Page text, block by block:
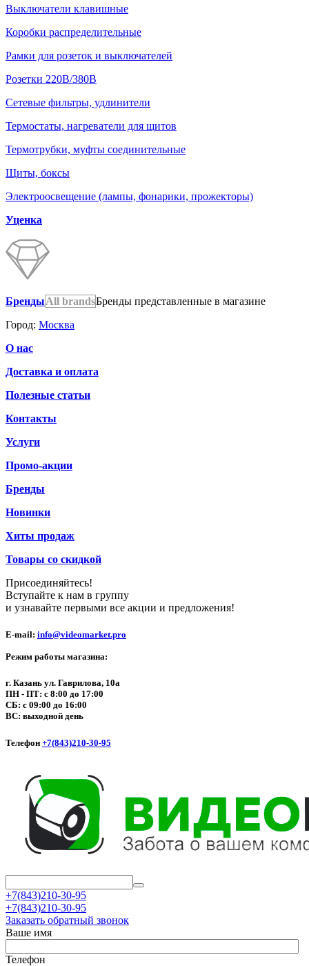
Выключатели клавишные
Коробки распределительные
Рамки для розеток и выключателей
Розетки 220В/380В
Сетевые фильтры, удлинители
Термостаты, нагреватели для щитов
Термотрубки, муфты соединительные
Щиты, боксы
Электроосвещение (лампы, фонарики, прожекторы)
Уценка
БрендыAll brandsБренды представленные в магазине
Город: Москва
О нас
Доставка и оплата
Полезные статьи
Контакты
Услуги
Промо-акции
Бренды
Новинки
Хиты продаж
Товары со скидкой
Присоединяйтесь!
Вступайте к нам в группу
и узнавайте первыми все акции и предложения!
E-mail: info@videomarket.pro
Режим работы магазина:
г. Казань ул. Гаврилова, 10а
ПН - ПТ: с 8:00 до 17:00
СБ: с 09:00 до 16:00
ВС: выходной день
Телефон +7(843)210-30-95
+7(843)210-30-95
+7(843)210-30-95
Заказать обратный звонок
Ваше имя
Телефон